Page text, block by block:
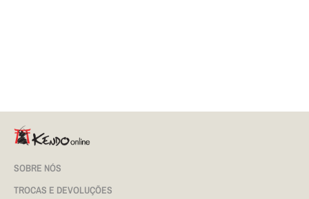
SOBRE NÓS
TROCAS E DEVOLUÇÕES